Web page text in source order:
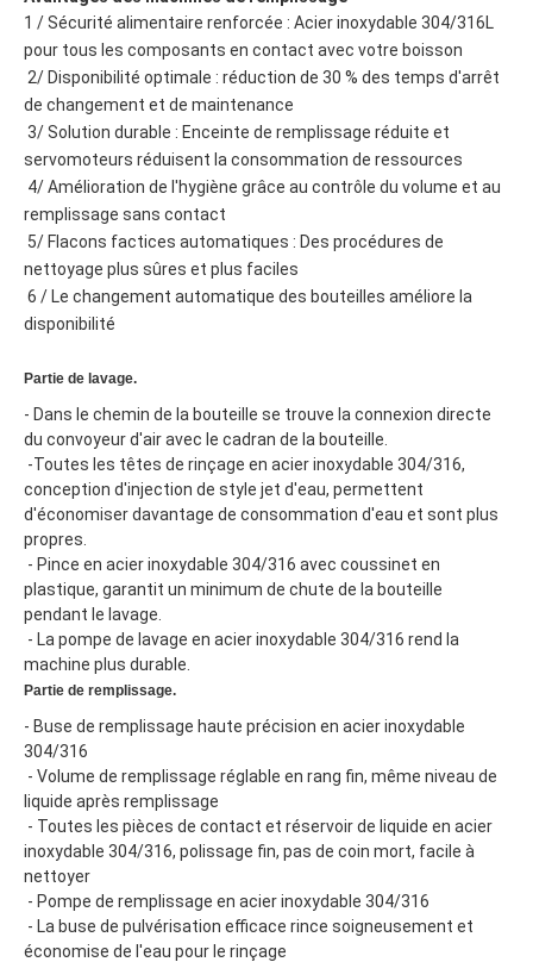
1 / Sécurité alimentaire renforcée : Acier inoxydable 304/316L
pour tous les composants en contact avec votre boisson
de changement et de maintenance
servomoteurs réduisent la consommation de ressources
remplissage sans contact
nettoyage plus sûres et plus faciles
disponibilité
Partie de lavage.
- Dans le chemin de la bouteille se trouve la connexion directe
du convoyeur d'air avec le cadran de la bouteille.
conception d'injection de style jet d'eau, permettent
d'économiser davantage de consommation d'eau et sont plus
propres.
plastique, garantit un minimum de chute de la bouteille
pendant le lavage.
machine plus durable.
Partie de remplissage.
- Buse de remplissage haute précision en acier inoxydable
304/316
liquide après remplissage
inoxydable 304/316, polissage fin, pas de coin mort, facile à
nettoyer
- Pompe de remplissage en acier inoxydable 304/316
économise de l'eau pour le rinçage